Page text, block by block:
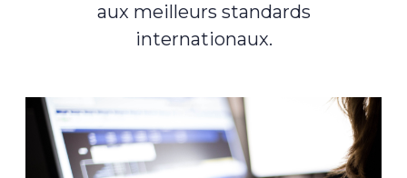
aux meilleurs standards
internationaux.